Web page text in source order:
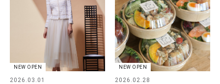
NEW OPEN
2026.03.01
NEW OPEN
2026.02.28